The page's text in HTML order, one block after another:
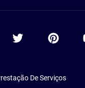
De Serviços